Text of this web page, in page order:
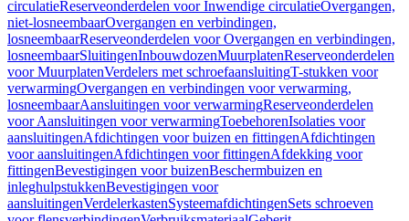
circulatieReserveonderdelen voor Inwendige circulatieOvergangen,
niet-losneembaarOvergangen en verbindingen,
losneembaarReserveonderdelen voor Overgangen en verbindingen,
losneembaarSluitingenInbouwdozenMuurplatenReserveonderdelen
voor MuurplatenVerdelers met schroefaansluitingT-stukken voor
verwarmingOvergangen en verbindingen voor verwarming,
losneembaarAansluitingen voor verwarmingReserveonderdelen
voor Aansluitingen voor verwarmingToebehorenIsolaties voor
aansluitingenAfdichtingen voor buizen en fittingenAfdichtingen
voor aansluitingenAfdichtingen voor fittingenAfdekking voor
fittingenBevestigingen voor buizenBeschermbuizen en
inleghulpstukkenBevestigingen voor
aansluitingenVerdelerkastenSysteemafdichtingenSets schroeven